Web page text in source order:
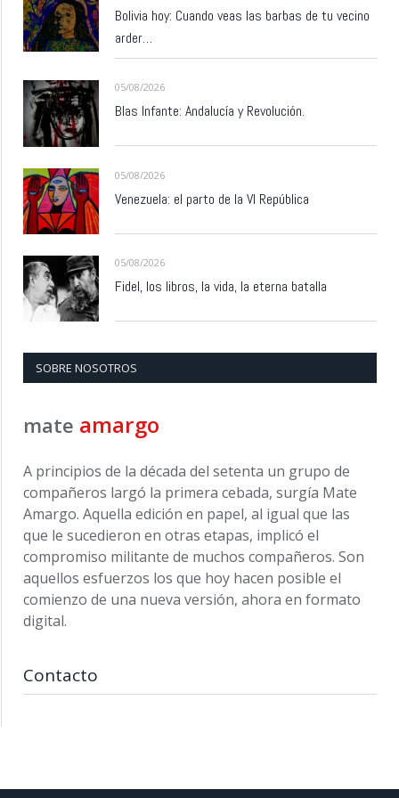
Bolivia hoy: Cuando veas las barbas de tu vecino
arder…
05/08/2026
Blas Infante: Andalucía y Revolución.
05/08/2026
Venezuela: el parto de la VI República
05/08/2026
Fidel, los libros, la vida, la eterna batalla
SOBRE NOSOTROS
mate amargo
A principios de la década del setenta un grupo de
compañeros largó la primera cebada, surgía Mate
Amargo. Aquella edición en papel, al igual que las
que le sucedieron en otras etapas, implicó el
compromiso militante de muchos compañeros. Son
aquellos esfuerzos los que hoy hacen posible el
comienzo de una nueva versión, ahora en formato
digital.
Contacto